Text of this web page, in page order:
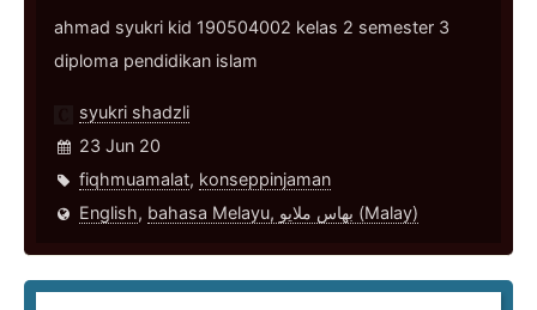
ahmad syukri kid 190504002 kelas 2 semester 3
diploma pendidikan islam
syukri shadzli
23 Jun 20
fiqhmuamalat, konseppinjaman
English, bahasa Melayu, بهاس ملايو‎ (Malay)